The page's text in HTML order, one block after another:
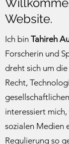
Website.
Ich bin Tahireh
Forscherin und
dreht sich um
Recht,
interessiert
sozialen Medien
Regulierung so